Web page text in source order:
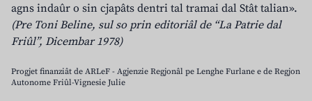
agns indaûr o sin cjapâts dentri tal tramai dal Stât talian».
(Pre Toni Beline, sul so prin editoriâl de “La Patrie dal
Friûl”, Dicembar 1978)
Progjet finanziât de ARLeF - Agjenzie Regjonâl pe Lenghe Furlane e de Regjon
Autonome Friûl-Vignesie Julie